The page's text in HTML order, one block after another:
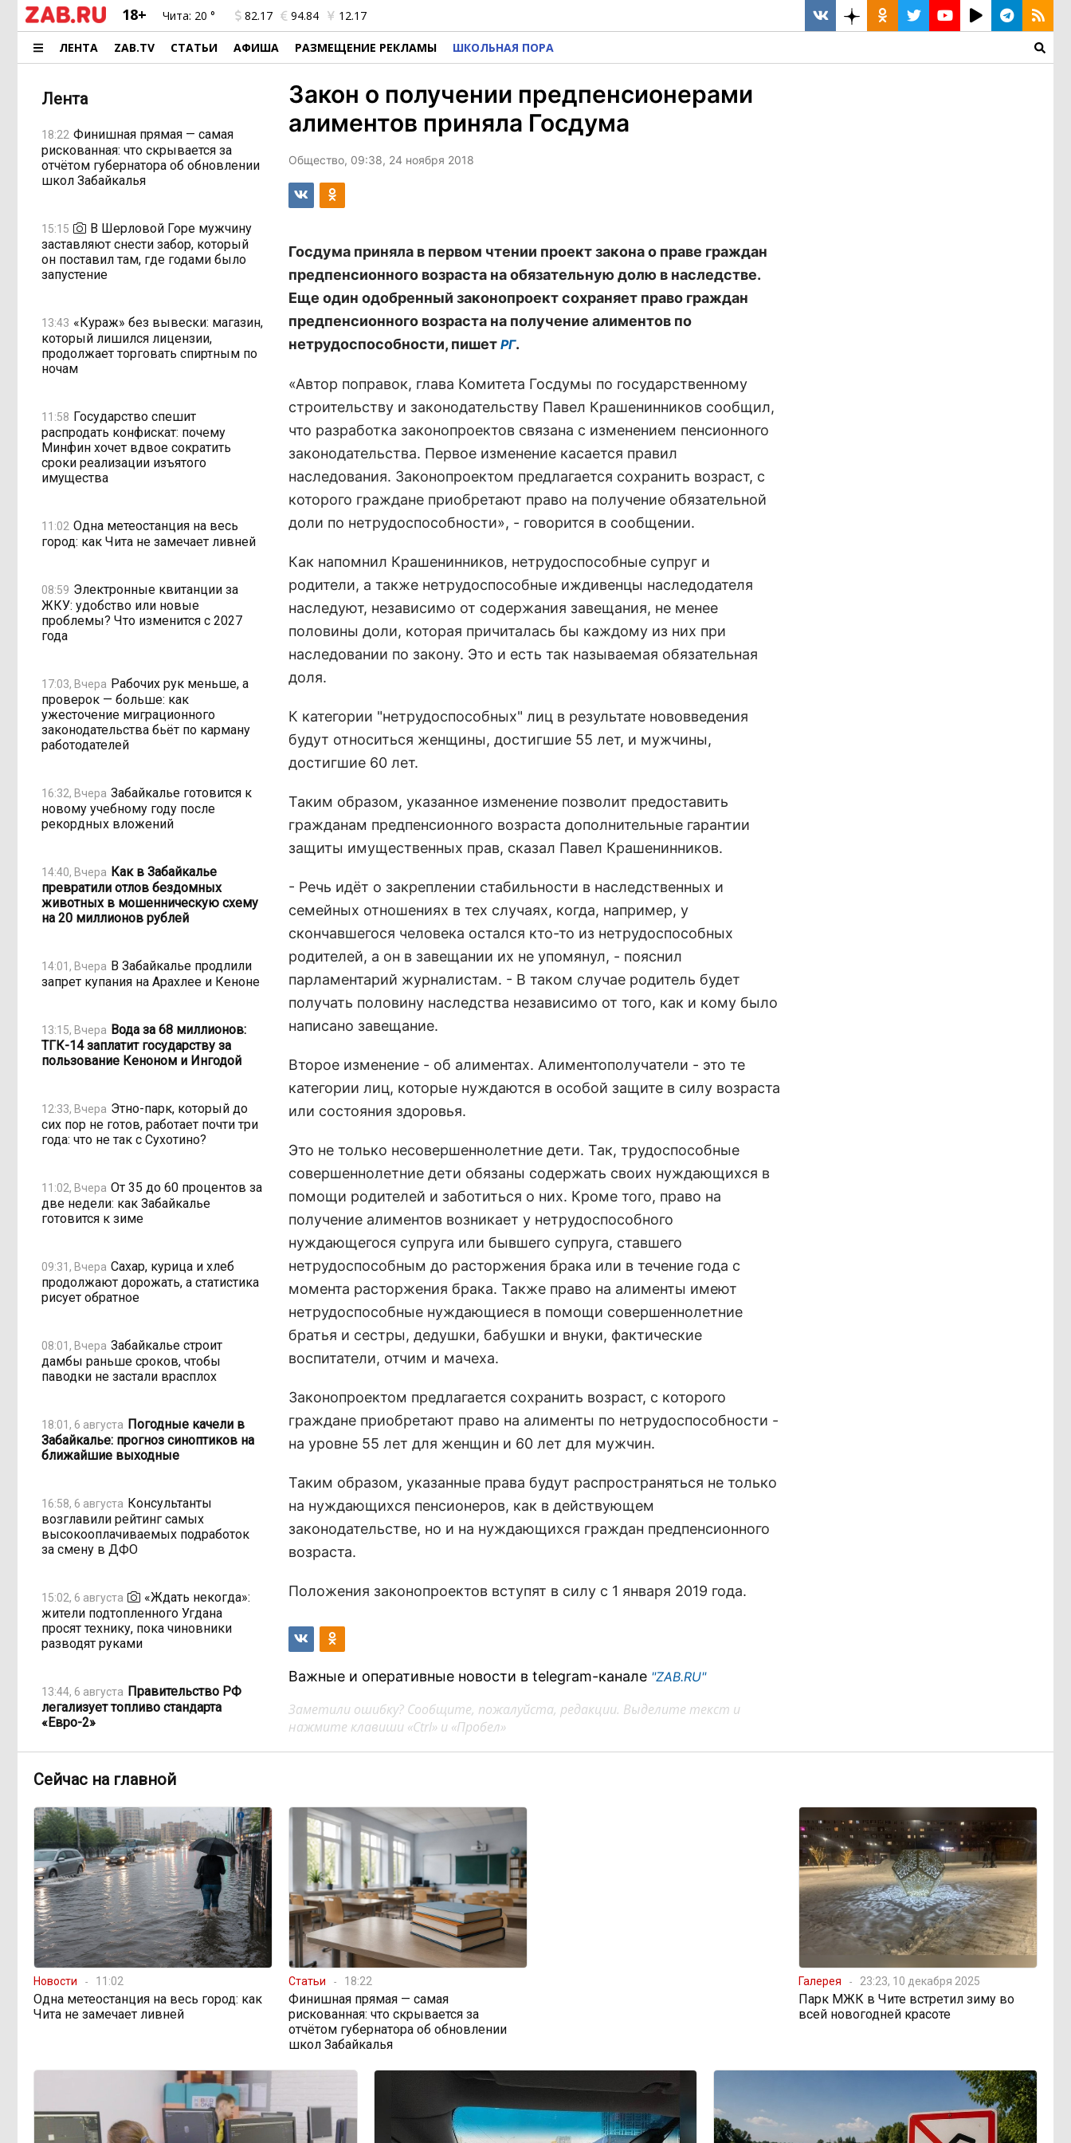
18+ Чита: 20 ° 82.17 94.84 12.17
ЛЕНТА ZAB.TV СТАТЬИ АФИША РАЗМЕЩЕНИЕ РЕКЛАМЫ ШКОЛЬНАЯ ПОРА
Лента
18:22 Финишная прямая — самая
рискованная: что скрывается за
отчётом губернатора об обновлении
школ Забайкалья
15:15
В Шерловой Горе мужчину
заставляют снести забор, который
он поставил там, где годами было
запустение
13:43 «Кураж» без вывески: магазин,
который лишился лицензии,
продолжает торговать спиртным по
ночам
11:58 Государство спешит
распродать конфискат: почему
Минфин хочет вдвое сократить
сроки реализации изъятого
имущества
11:02 Одна метеостанция на весь
город: как Чита не замечает ливней
08:59 Электронные квитанции за
ЖКУ: удобство или новые
проблемы? Что изменится с 2027
года
17:03, Вчера Рабочих рук меньше, а
проверок — больше: как
ужесточение миграционного
законодательства бьёт по карману
работодателей
16:32, Вчера Забайкалье готовится к
новому учебному году после
рекордных вложений
14:40, Вчера Как в Забайкалье
превратили отлов бездомных
животных в мошенническую схему
на 20 миллионов рублей
14:01, Вчера В Забайкалье продлили
запрет купания на Арахлее и Кеноне
13:15, Вчера Вода за 68 миллионов:
ТГК-14 заплатит государству за
пользование Кеноном и Ингодой
12:33, Вчера Этно-парк, который до
сих пор не готов, работает почти три
года: что не так с Сухотино?
11:02, Вчера От 35 до 60 процентов за
две недели: как Забайкалье
готовится к зиме
09:31, Вчера Сахар, курица и хлеб
продолжают дорожать, а статистика
рисует обратное
08:01, Вчера Забайкалье строит
дамбы раньше сроков, чтобы
паводки не застали врасплох
18:01, 6 августа Погодные качели в
Забайкалье: прогноз синоптиков на
ближайшие выходные
16:58, 6 августа Консультанты
возглавили рейтинг самых
высокооплачиваемых подработок
за смену в ДФО
15:02, 6 августа
«Ждать некогда»:
жители подтопленного Угдана
просят технику, пока чиновники
разводят руками
13:44, 6 августа Правительство РФ
легализует топливо стандарта
«Евро-2»
12:33, 6 августа
Власти: Забайкалье
переживает туристический бум
11:05, 6 августа «В большинстве
регионов индексация прошла с 1
января»: почему Забайкалье
задержало повышение зарплат
бюджетникам
10:16, 6 августа
В Каларском
округе подрядчик и чиновник
попали под уголовные дела
08:38, 6 августа 598 миллионов
Депутат Госдумы
объяснил «неполноценность»
женщин библейским сюжетом
Закон о получении предпенсионерами
алиментов приняла Госдума
Общество, 09:38, 24 ноября 2018
Госдума приняла в первом чтении проект закона о праве граждан
предпенсионного возраста на обязательную долю в наследстве.
Еще один одобренный законопроект сохраняет право граждан
предпенсионного возраста на получение алиментов по
нетрудоспособности, пишет РГ.
«Автор поправок, глава Комитета Госдумы по государственному
строительству и законодательству Павел Крашенинников сообщил,
что разработка законопроектов связана с изменением пенсионного
законодательства. Первое изменение касается правил
наследования. Законопроектом предлагается сохранить возраст, с
которого граждане приобретают право на получение обязательной
доли по нетрудоспособности», - говорится в сообщении.
Как напомнил Крашенинников, нетрудоспособные супруг и
родители, а также нетрудоспособные иждивенцы наследодателя
наследуют, независимо от содержания завещания, не менее
половины доли, которая причиталась бы каждому из них при
наследовании по закону. Это и есть так называемая обязательная
доля.
К категории "нетрудоспособных" лиц в результате нововведения
будут относиться женщины, достигшие 55 лет, и мужчины,
достигшие 60 лет.
Таким образом, указанное изменение позволит предоставить
гражданам предпенсионного возраста дополнительные гарантии
защиты имущественных прав, сказал Павел Крашенинников.
- Речь идёт о закреплении стабильности в наследственных и
семейных отношениях в тех случаях, когда, например, у
скончавшегося человека остался кто-то из нетрудоспособных
родителей, а он в завещании их не упомянул, - пояснил
парламентарий журналистам. - В таком случае родитель будет
получать половину наследства независимо от того, как и кому было
написано завещание.
Второе изменение - об алиментах. Алиментополучатели - это те
категории лиц, которые нуждаются в особой защите в силу возраста
или состояния здоровья.
Это не только несовершеннолетние дети. Так, трудоспособные
совершеннолетние дети обязаны содержать своих нуждающихся в
помощи родителей и заботиться о них. Кроме того, право на
получение алиментов возникает у нетрудоспособного
нуждающегося супруга или бывшего супруга, ставшего
нетрудоспособным до расторжения брака или в течение года с
момента расторжения брака. Также право на алименты имеют
нетрудоспособные нуждающиеся в помощи совершеннолетние
братья и сестры, дедушки, бабушки и внуки, фактические
воспитатели, отчим и мачеха.
Законопроектом предлагается сохранить возраст, с которого
граждане приобретают право на алименты по нетрудоспособности -
на уровне 55 лет для женщин и 60 лет для мужчин.
Таким образом, указанные права будут распространяться не только
на нуждающихся пенсионеров, как в действующем
законодательстве, но и на нуждающихся граждан предпенсионного
возраста.
Положения законопроектов вступят в силу с 1 января 2019 года.
Важные и оперативные новости в telegram-канале "ZAB.RU"
Заметили ошибку? Сообщите, пожалуйста, редакции. Выделите текст и
нажмите клавиши «Ctrl» и «Пробел»
Сейчас на главной
Новости 11:02
Одна метеостанция на весь город: как
Чита не замечает ливней
Статьи 18:22
Финишная прямая — самая
рискованная: что скрывается за
отчётом губернатора об обновлении
школ Забайкалья
Галерея 23:23, 10 декабря 2025
Парк МЖК в Чите встретил зиму во
всей новогодней красоте